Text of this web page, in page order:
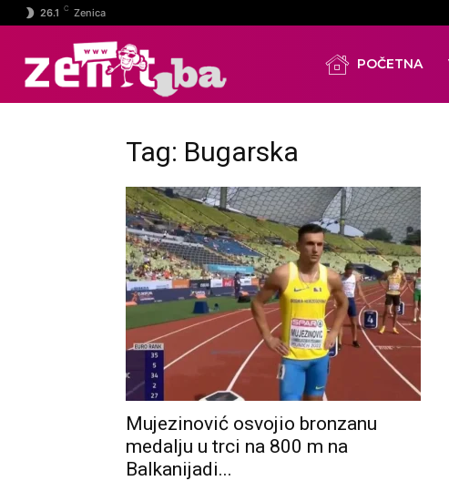
26.1 C Zenica
POČETNA
Tag: Bugarska
Mujezinović osvojio bronzanu
medalju u trci na 800 m na
Balkanijadi...